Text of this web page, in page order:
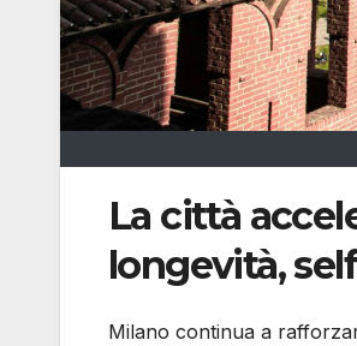
La città
longevità,
Milano continua a